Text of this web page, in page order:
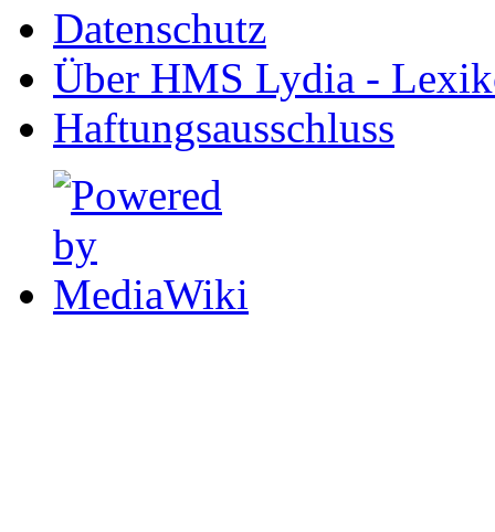
Datenschutz
Über HMS Lydia -
Haftungsausschluss